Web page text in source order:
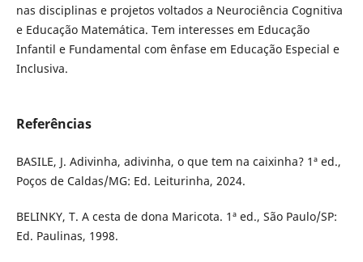
nas disciplinas e projetos voltados a Neurociência Cognitiva
e Educação Matemática. Tem interesses em Educação
Infantil e Fundamental com ênfase em Educação Especial e
Inclusiva.
Referências
BASILE, J. Adivinha, adivinha, o que tem na caixinha? 1ª ed.,
Poços de Caldas/MG: Ed. Leiturinha, 2024.
BELINKY, T. A cesta de dona Maricota. 1ª ed., São Paulo/SP:
Ed. Paulinas, 1998.